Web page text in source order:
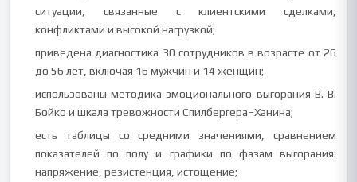
ситуации, связанные с клиентскими сделками,
конфликтами и высокой нагрузкой;
приведена диагностика 30 сотрудников в возрасте от 26
до 56 лет, включая 16 мужчин и 14 женщин;
использованы методика эмоционального выгорания В. В.
Бойко и шкала тревожности Спилбергера–Ханина;
есть таблицы со средними значениями, сравнением
показателей по полу и графики по фазам выгорания:
напряжение, резистенция, истощение;